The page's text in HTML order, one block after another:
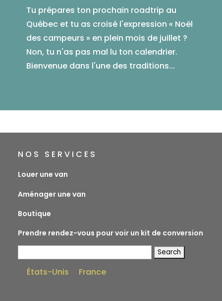
Tu prépares ton prochain roadtrip au
Québec et tu as croisé l'expression « Noël
des campeurs » en plein mois de juillet ?
Non, tu n'as pas mal lu ton calendrier.
Bienvenue dans l'une des traditions...
NOS SERVICES
Louer une van
Aménager une van
Boutique
Prendre rendez-vous pour voir un kit de conversion
États-Unis France